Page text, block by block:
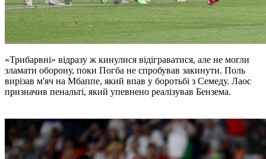
«Трибарвні» відразу ж кинулися відіграватися, але не могли
зламати оборону, поки Погба не спробував закинути. Поль
вирізав м'яч на Мбаппе, який впав у боротьбі з Семеду. Лаос
призначив пенальті, який упевнено реалізував Бензема.